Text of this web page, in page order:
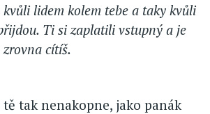
lidem kolem tebe a taky kvůli
Ti si zaplatili vstupný a je
cítíš.
tak nenakopne, jako panák